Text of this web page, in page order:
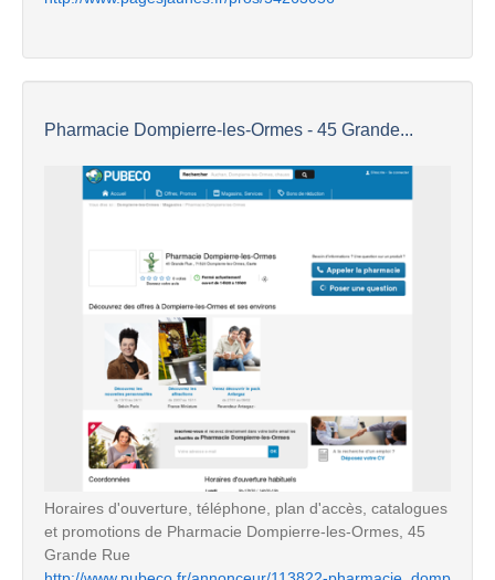
Pharmacie Dompierre-les-Ormes - 45 Grande...
Horaires d'ouverture, téléphone, plan d'accès, catalogues
et promotions de Pharmacie Dompierre-les-Ormes, 45
Grande Rue